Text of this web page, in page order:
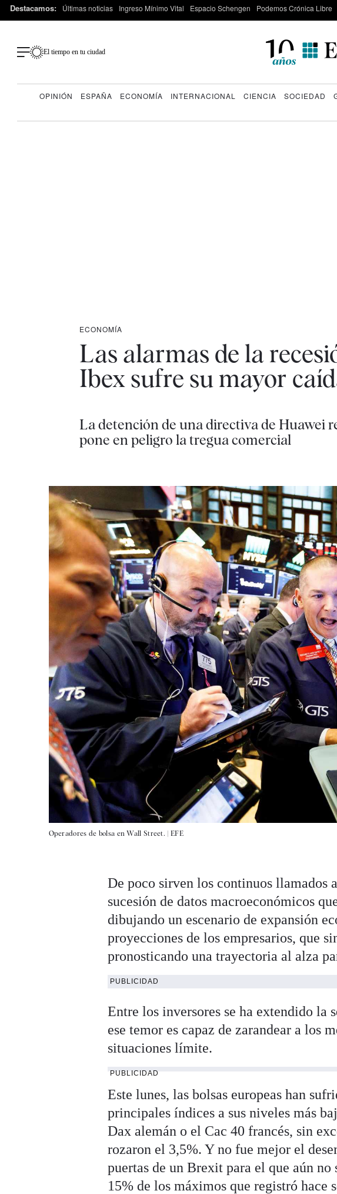
Destacamos: Últimas noticias Ingreso Mínimo Vital Espacio Schengen Podemos Crónica Libre
El tiempo en tu ciudad
OPINIÓN ESPAÑA ECONOMÍA INTERNACIONAL CIENCIA SOCIEDAD
ECONOMÍA
Las alarmas de la
Ibex sufre su mayor
La detención de una directiva de Huawei
pone en peligro la tregua comercial
Operadores de bolsa en Wall Street. | EFE
De poco sirven los continuos llamados
sucesión de datos macroeconómicos
dibujando un escenario de expansión
proyecciones de los empresarios, que
pronosticando una trayectoria al alza
PUBLICIDAD
Entre los inversores se ha extendido la
ese temor es capaz de zarandear a los
situaciones límite.
PUBLICIDAD
Este lunes, las bolsas europeas han
principales índices a sus niveles más
Dax alemán o el Cac 40 francés, sin
rozaron el 3,5%. Y no fue mejor el
puertas de un Brexit para el que aún no
15% de los máximos que registró hace